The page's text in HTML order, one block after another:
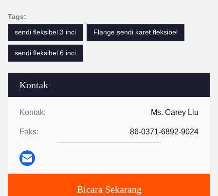
Kontak
Kontak: Ms. Carey Liu
Faks: 86-0371-6892-9024
Bicara Sekarang
Tags:
sendi fleksibel 3 inci
Flange sendi karet fleksibel
sendi fleksibel 6 inci